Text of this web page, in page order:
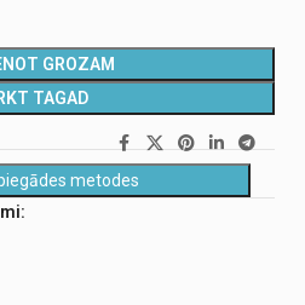
GROZAM
TAGAD
metodes